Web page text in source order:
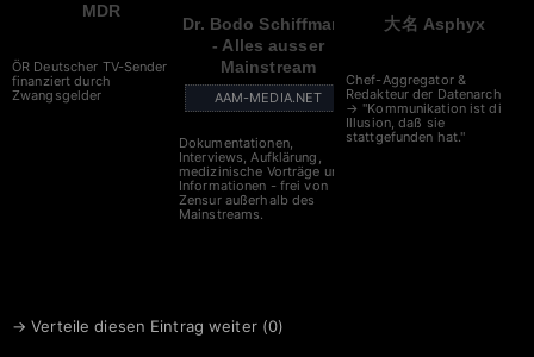
MDR
ÖR Deutscher TV-Sender -
finanziert durch
Zwangsgelder
Dr. Bodo Schiffmann
- Alles ausser
Mainstream
AAM-MEDIA.NET
Dokumentationen,
Interviews, Aufklärung,
medizinische Vorträge und
Informationen - frei von
Zensur außerhalb des
Mainstreams.
大名 Asphyx
Chef-Aggregator &
Redakteur der Datenarche
→ "Kommunikation ist die
Illusion, daß sie
stattgefunden hat."
→ Verteile diesen Eintrag weiter (0)